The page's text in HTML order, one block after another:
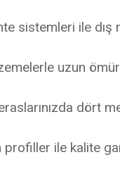
sistemleri ile dış
uzun
dört
profiller ile kalite